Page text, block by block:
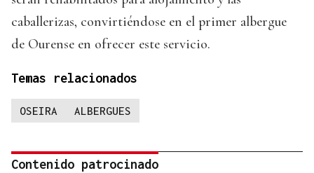
caballerizas, convirtiéndose en el primer albergue
de Ourense en ofrecer este servicio.
Temas relacionados
OSEIRA ALBERGUES
Contenido patrocinado